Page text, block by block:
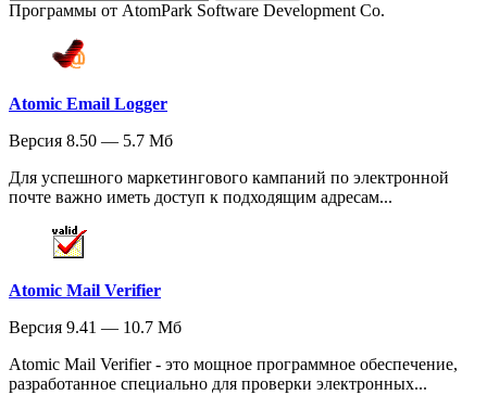
Программы от AtomPark Software Development Co.
Atomic Email Logger
Версия 8.50 — 5.7 Мб
Для успешного маркетингового кампаний по электронной
почте важно иметь доступ к подходящим адресам...
Atomic Mail Verifier
Версия 9.41 — 10.7 Мб
Atomic Mail Verifier - это мощное программное обеспечение,
разработанное специально для проверки электронных...